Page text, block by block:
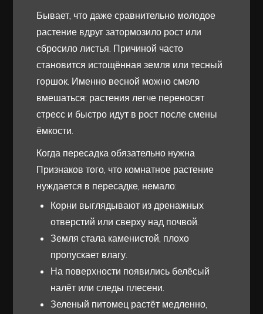
Бывает, что даже сравнительно молодое
растение вдруг затормозило рост или
сбросило листья. Причиной часто
становится истощённая земля или тесный
горшок. Именно весной можно смело
вмешаться: растения легче переносят
стресс и быстро идут в рост после смены
ёмкости.
Когда пересадка обязательно нужна
Признаков того, что комнатное растение
нуждается в пересадке, немало:
Корни выглядывают из дренажных
отверстий или сверху над почвой.
Земля стала каменистой, плохо
пропускает влагу.
На поверхности появились белёсый
налёт или следы плесени.
Зеленый питомец растёт медленно,